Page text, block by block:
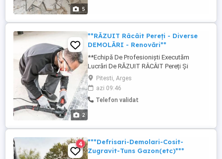
5
2
**RĂZUIT Râcâit Pereți - Diverse
DEMOLĂRI - Renovări**
**Echipă De Profesioniști Executăm
Lucrări De RĂZUIT RÂCÂIT Pereți Și
Pregatire Pentru Renovări APARTAMENTE -
CASE - SEDII FIRME - HALE INDUSTRIALE,
Diverse DEMOLĂRI. Se Lucrează Cu
Aparatură Si Scule Profesionale. La Cerere
Pitesti, Arges
azi 09:46
Telefon validat
4
***Defrisari-Demolari-Cosit-
Zugravit-Tuns Gazon(etc)***